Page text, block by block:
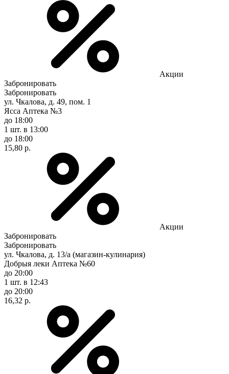
Акции
Забронировать
Забронировать
ул. Чкалова, д. 49, пом. 1
Ясса Аптека №3
до 18:00
1 шт. в 13:00
до 18:00
15,80 р.
Акции
Забронировать
Забронировать
ул. Чкалова, д. 13/а (магазин-кулинария)
Добрыя леки Аптека №60
до 20:00
1 шт. в 12:43
до 20:00
16,32 р.